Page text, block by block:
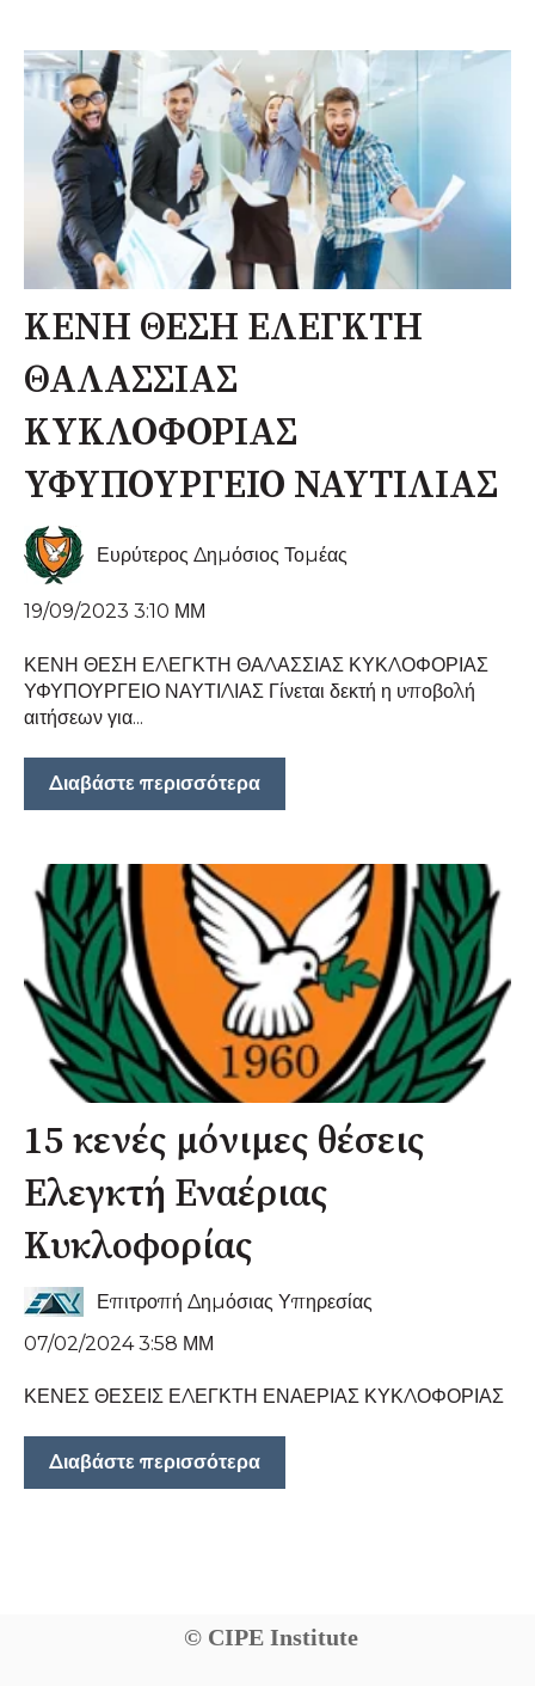
ΚΕΝΗ ΘΕΣΗ ΕΛΕΓΚΤΗ
ΘΑΛΑΣΣΙΑΣ
ΚΥΚΛΟΦΟΡΙΑΣ
ΥΦΥΠΟΥΡΓΕΙΟ ΝΑΥΤΙΛΙΑΣ
Ευρύτερος Δημόσιος Τομέας
19/09/2023 3:10 ΜΜ
ΚΕΝΗ ΘΕΣΗ ΕΛΕΓΚΤΗ ΘΑΛΑΣΣΙΑΣ ΚΥΚΛΟΦΟΡΙΑΣ
ΥΦΥΠΟΥΡΓΕΙΟ ΝΑΥΤΙΛΙΑΣ Γίνεται δεκτή η υποβολή
αιτήσεων για...
Διαβάστε περισσότερα
15 κενές μόνιμες θέσεις
Ελεγκτή Εναέριας
Κυκλοφορίας
Επιτροπή Δημόσιας Υπηρεσίας
07/02/2024 3:58 ΜΜ
ΚΕΝΕΣ ΘΕΣΕΙΣ ΕΛΕΓΚΤΗ ΕΝΑΕΡΙΑΣ ΚΥΚΛΟΦΟΡΙΑΣ
Διαβάστε περισσότερα
© CIPE Institute